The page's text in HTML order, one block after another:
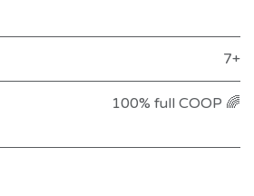
7+
100% full COOP 🌈